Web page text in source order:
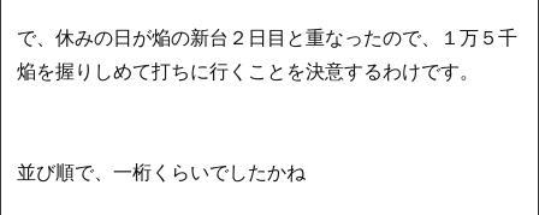
で、休みの日が焔の新台２日目と重なったので、１万５千
焔を握りしめて打ちに行くことを決意するわけです。
並び順で、一桁くらいでしたかね